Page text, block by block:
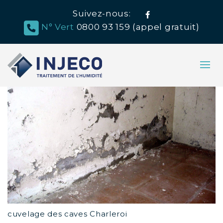
Suivez-nous: Facebook
N° Vert 0800 93 159 (appel gratuit)
cuvelage des caves Charleroi